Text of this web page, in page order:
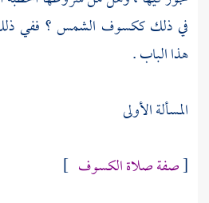
في ذلك ككسوف الشمس ؟ ففي
هذا الباب .
المسألة الأولى
[صفة صلاة الكسوف ]